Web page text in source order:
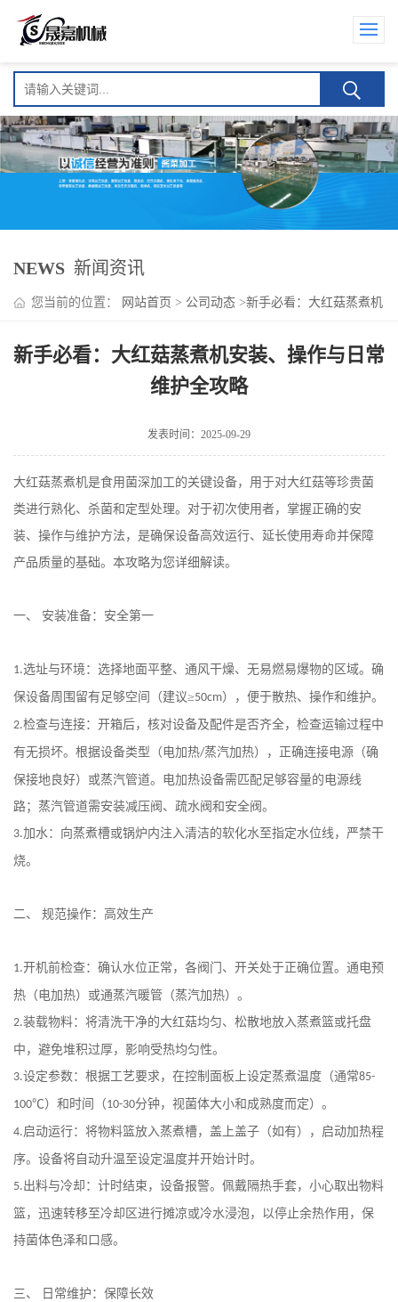
NEWS 新闻资讯
您当前的位置： 网站首页 > 公司动态 >新手必看：大红菇蒸煮机
新手必看：大红菇蒸煮机安装、操作与日常
维护全攻略
发表时间：2025-09-29
大红菇蒸煮机是食用菌深加工的关键设备，用于对大红菇等珍贵菌
类进行熟化、杀菌和定型处理。对于初次使用者，掌握正确的安
装、操作与维护方法，是确保设备高效运行、延长使用寿命并保障
产品质量的基础。本攻略为您详细解读。
一、 安装准备：安全第一
1.选址与环境：选择地面平整、通风干燥、无易燃易爆物的区域。确
保设备周围留有足够空间（建议≥50cm），便于散热、操作和维护。
2.检查与连接：开箱后，核对设备及配件是否齐全，检查运输过程中
有无损坏。根据设备类型（电加热/蒸汽加热），正确连接电源（确
保接地良好）或蒸汽管道。电加热设备需匹配足够容量的电源线
路；蒸汽管道需安装减压阀、疏水阀和安全阀。
3.加水：向蒸煮槽或锅炉内注入清洁的软化水至指定水位线，严禁干
烧。
二、 规范操作：高效生产
1.开机前检查：确认水位正常，各阀门、开关处于正确位置。通电预
热（电加热）或通蒸汽暖管（蒸汽加热）。
2.装载物料：将清洗干净的大红菇均匀、松散地放入蒸煮篮或托盘
中，避免堆积过厚，影响受热均匀性。
3.设定参数：根据工艺要求，在控制面板上设定蒸煮温度（通常85-
100℃）和时间（10-30分钟，视菌体大小和成熟度而定）。
4.启动运行：将物料篮放入蒸煮槽，盖上盖子（如有），启动加热程
序。设备将自动升温至设定温度并开始计时。
5.出料与冷却：计时结束，设备报警。佩戴隔热手套，小心取出物料
篮，迅速转移至冷却区进行摊凉或冷水浸泡，以停止余热作用，保
持菌体色泽和口感。
三、 日常维护：保障长效